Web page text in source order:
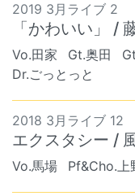
2019 3月ライブ 2
「かわいい」 /
Vo.田家 Gt.奥田
Dr.ごっとっと
2018 3月ライブ 12
エクスタシー /
Vo.馬場 Pf&Cho.上